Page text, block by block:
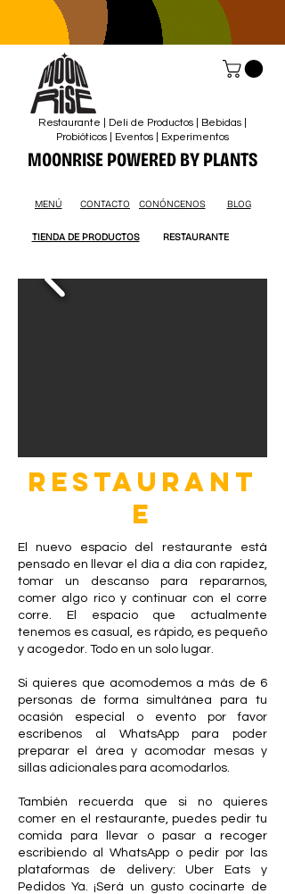
MOONRISE POWERED BY PLANTS
Restaurante | Deli de Productos | Bebidas |
Probióticos | Eventos | Experimentos
MENÚ
TIENDA DE PRODUCTOS RESTAURANTE
CONTACTO BLOG
CONÓNCENOS
RESTAURANT
E
El nuevo espacio del restaurante está
pensado en llevar el día a día con rapidez,
tomar un descanso para repararnos,
comer algo rico y continuar con el corre
corre. El espacio que actualmente
tenemos es casual, es rápido, es pequeño
y acogedor. Todo en un solo lugar.
Si quieres que acomodemos a más de 6
personas de forma simultánea para tu
ocasión especial o evento por favor
escríbenos al WhatsApp para poder
preparar el área y acomodar mesas y
sillas adicionales para acomodarlos.
También recuerda que si no quieres
comer en el restaurante, puedes pedir tu
comida para llevar o pasar a recoger
escribiendo al WhatsApp o pedir por las
plataformas de delivery: Uber Eats y
Pedidos Ya. ¡Será un gusto cocinarte de